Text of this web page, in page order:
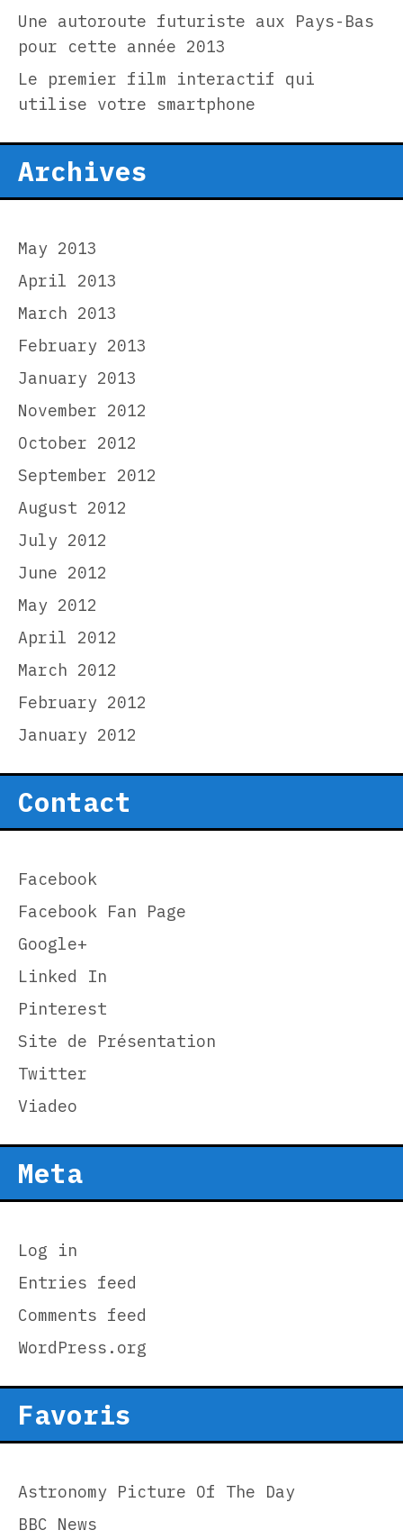
Une autoroute futuriste aux Pays-Bas
pour cette année 2013
Le premier film interactif qui
utilise votre smartphone
Archives
May 2013
April 2013
March 2013
February 2013
January 2013
November 2012
October 2012
September 2012
August 2012
July 2012
June 2012
May 2012
April 2012
March 2012
February 2012
January 2012
Contact
Facebook
Facebook Fan Page
Google+
Linked In
Pinterest
Site de Présentation
Twitter
Viadeo
Meta
Log in
Entries feed
Comments feed
WordPress.org
Favoris
Astronomy Picture Of The Day
BBC News